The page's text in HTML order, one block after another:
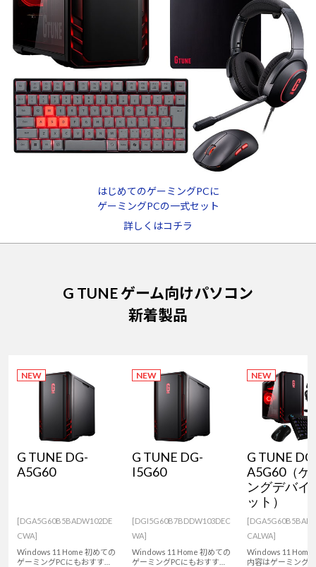
はじめてのゲーミングPCに
ゲーミングPCの一式セット
詳しくはコチラ
G TUNE ゲーム向けパソコン
新着製品
NEW
G TUNE DG-
A5G60
[DGA5G60B5BADW102DE
CWA]
Windows 11 Home 初めての
ゲーミングPCにもおすす
NEW
G TUNE DG-
I5G60
[DGI5G60B7BDDW103DEC
WA]
Windows 11 Home 初めての
ゲーミングPCにもおすす
NEW
G TUNE
A5G60（ゲ
ングデバイ
ット）
CALWA]
Windows 11 Home
内容はゲーミング